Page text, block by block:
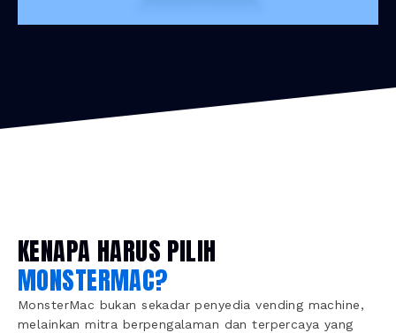
KENAPA HARUS PILIH
MONSTERMAC?
MonsterMac bukan sekadar penyedia vending machine,
melainkan mitra berpengalaman dan terpercaya yang